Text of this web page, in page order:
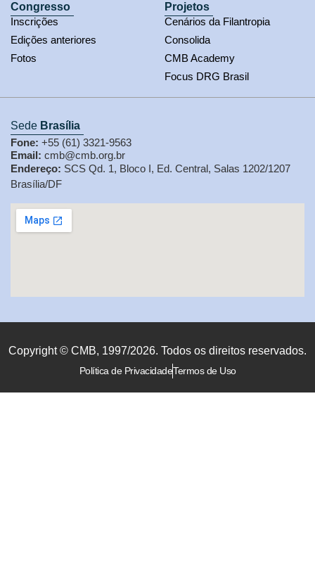
Congresso
Inscrições
Edições anteriores
Fotos
Projetos
Cenários da Filantropia
Consolida
CMB Academy
Focus DRG Brasil
Sede Brasília
Fone: +55 (61) 3321-9563
Email: cmb@cmb.org.br
Endereço: SCS Qd. 1, Bloco I, Ed. Central, Salas 1202/1207
Brasília/DF
Copyright © CMB, 1997/2026. Todos os direitos reservados.
Política de PrivacidadeTermos de Uso